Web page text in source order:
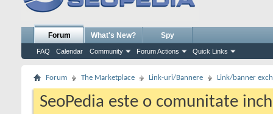
Forum
FAQ Calendar Community Forum Actions Quick Links
What's New? Spy
Forum The Marketplace Link-uri/Bannere Link/banner
SeoPedia este o comunitate